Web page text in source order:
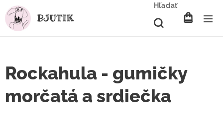
BJUTIK
Hľadať
Rockahula - gumičky
morčatá a srdiečka